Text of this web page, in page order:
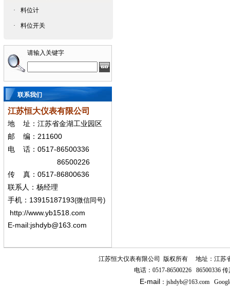
·
料位计
· 料位开关
请输入关键字
联系我们
江苏恒大仪表有限公司
地
址：江苏省金湖工业园区
邮
编： 211600
电 话： 0517-86500336
86500226
传 真： 0517-86800636
联系人：杨经理
手机 ： 13915187193(微信同号)
http://www.yb1518.com
E-mail:jshdyb@163.com
江苏恒大仪表有限公司 版权所有
地址：江苏
电话： 0517-86500226 86500336 传
E-mail ： jshdyb@163.com